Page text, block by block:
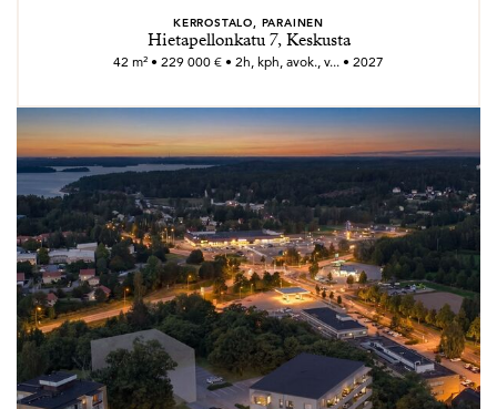
KERROSTALO, PARAINEN
Hietapellonkatu 7, Keskusta
42 m² • 229 000 € • 2h, kph, avok., v... • 2027